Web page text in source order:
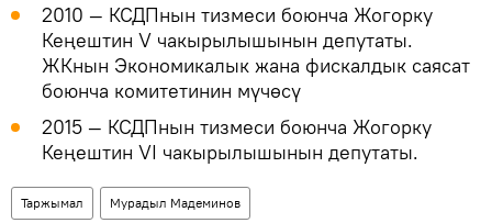
2010 — КСДПнын тизмеси боюнча Жогорку
Кеңештин V чакырылышынын депутаты.
ЖКнын Экономикалык жана фискалдык саясат
боюнча комитетинин мүчөсү
2015 — КСДПнын тизмеси боюнча Жогорку
Кеңештин VI чакырылышынын депутаты.
Таржымал Мурадыл Мадеминов